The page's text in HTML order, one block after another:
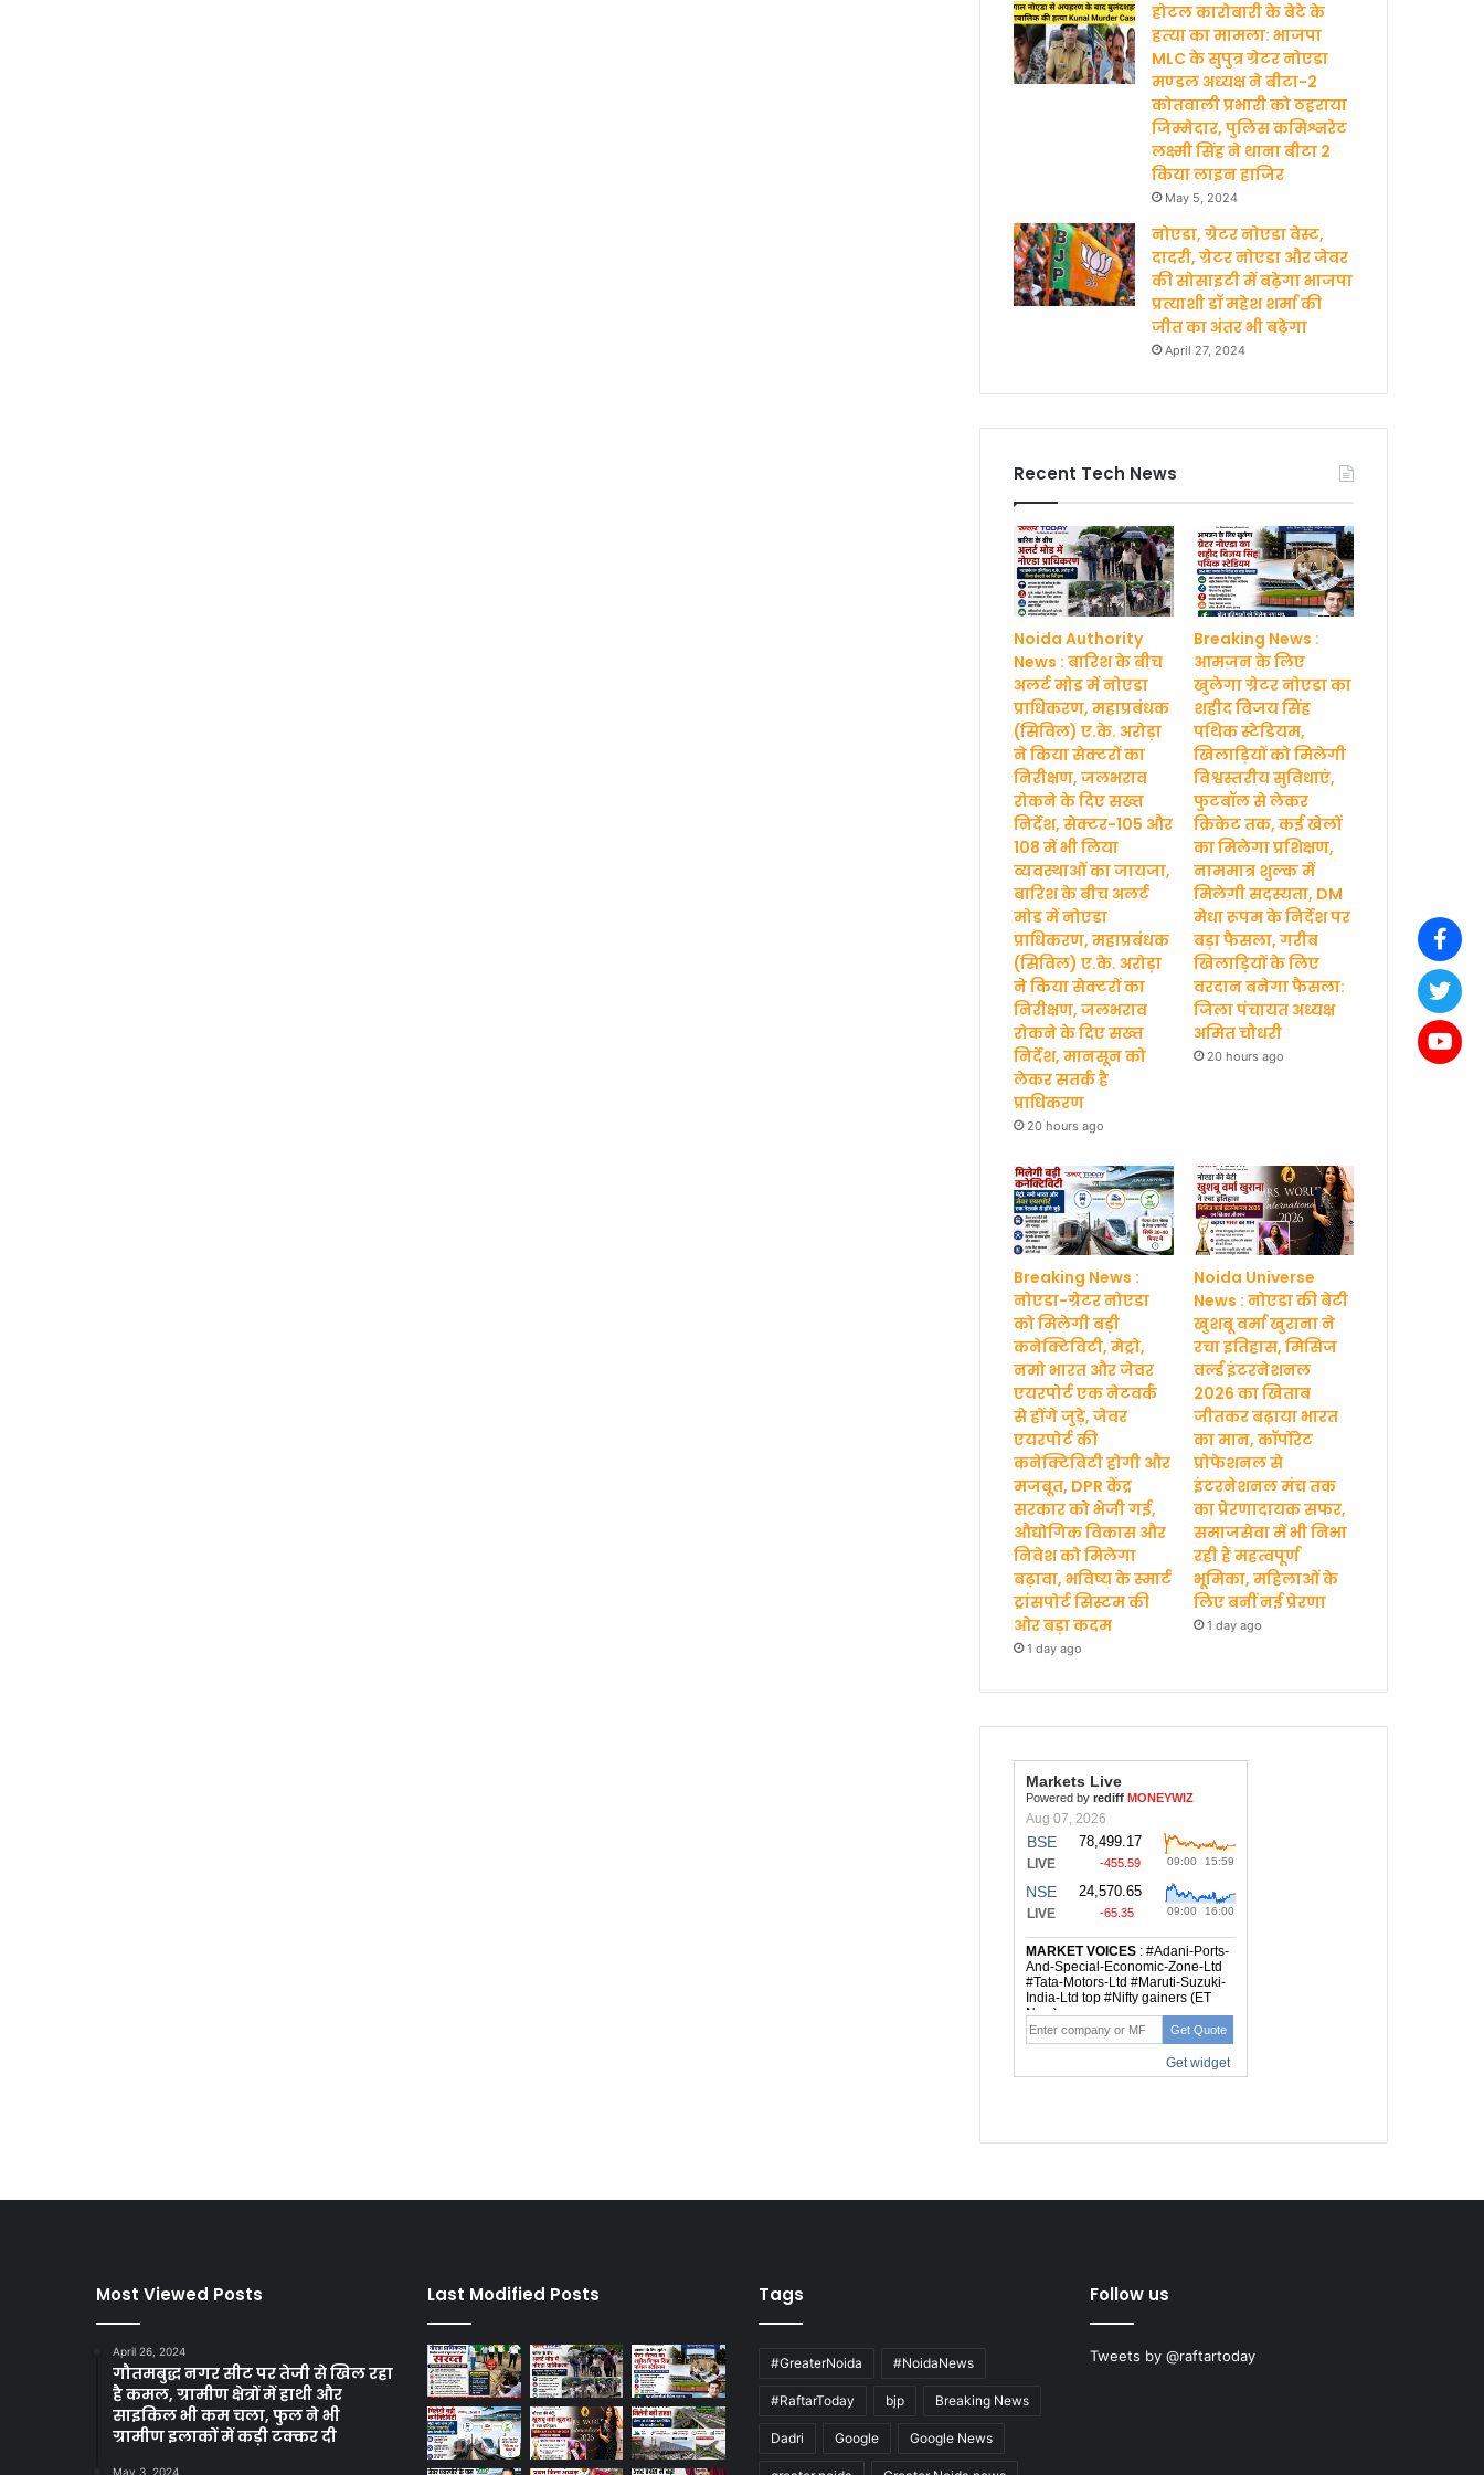
होटल कारोबारी के बेटे के
हत्‍या का मामला: भाजपा
MLC के सुपुत्र ग्रेटर नोएडा
मण्‍डल अध्‍यक्ष ने बीटा-2
कोतवाली प्रभारी को ठहराया
जिम्मेदार, पुलिस कमिश्नरेट
लक्ष्मी सिंह ने थाना बीटा 2
किया लाइन हाजिर
May 5, 2024
नोएडा, ग्रेटर नोएडा वेस्ट,
दादरी, ग्रेटर नोएडा और जेवर
की सोसाइटी में बढ़ेगा भाजपा
प्रत्याशी डॉ महेश शर्मा की
जीत का अंतर भी बढ़ेगा
April 27, 2024
Recent Tech News
Noida Authority
News : बारिश के बीच
अलर्ट मोड में नोएडा
प्राधिकरण, महाप्रबंधक
(सिविल) ए.के. अरोड़ा
ने किया सेक्टरों का
निरीक्षण, जलभराव
रोकने के दिए सख्त
निर्देश, सेक्टर-105 और
108 में भी लिया
व्यवस्थाओं का जायजा,
बारिश के बीच अलर्ट
मोड में नोएडा
प्राधिकरण, महाप्रबंधक
(सिविल) ए.के. अरोड़ा
ने किया सेक्टरों का
निरीक्षण, जलभराव
रोकने के दिए सख्त
निर्देश, मानसून को
लेकर सतर्क है
प्राधिकरण
20 hours ago
Breaking News :
आमजन के लिए
खुलेगा ग्रेटर नोएडा का
शहीद विजय सिंह
पथिक स्टेडियम,
खिलाड़ियों को मिलेगी
विश्वस्तरीय सुविधाएं,
फुटबॉल से लेकर
क्रिकेट तक, कई खेलों
का मिलेगा प्रशिक्षण,
नाममात्र शुल्क में
मिलेगी सदस्यता, DM
मेधा रूपम के निर्देश पर
बड़ा फैसला, गरीब
खिलाड़ियों के लिए
वरदान बनेगा फैसला:
जिला पंचायत अध्यक्ष
अमित चौधरी
20 hours ago
Breaking News :
नोएडा-ग्रेटर नोएडा
को मिलेगी बड़ी
कनेक्टिविटी, मेट्रो,
नमो भारत और जेवर
एयरपोर्ट एक नेटवर्क
से होंगे जुड़े, जेवर
एयरपोर्ट की
कनेक्टिविटी होगी और
मजबूत, DPR केंद्र
सरकार को भेजी गई,
औद्योगिक विकास और
निवेश को मिलेगा
बढ़ावा, भविष्य के स्मार्ट
ट्रांसपोर्ट सिस्टम की
ओर बड़ा कदम
1 day ago
Noida Universe
News : नोएडा की बेटी
खुशबू वर्मा खुराना ने
रचा इतिहास, मिसिज
वर्ल्ड इंटरनेशनल
2026 का खिताब
जीतकर बढ़ाया भारत
का मान, कॉर्पोरेट
प्रोफेशनल से
इंटरनेशनल मंच तक
का प्रेरणादायक सफर,
समाजसेवा में भी निभा
रही हैं महत्वपूर्ण
भूमिका, महिलाओं के
लिए बनीं नई प्रेरणा
1 day ago
Most Viewed Posts
April 26, 2024
गौतमबुद्ध नगर सीट पर तेजी से खिल रहा
है कमल, ग्रामीण क्षेत्रों में हाथी और
साइकिल भी कम चला, फुल ने भी
ग्रामीण इलाकों में कड़ी टक्कर दी
May 3, 2024
Last Modified Posts Tags
#GreaterNoida #NoidaNews
#RaftarToday bjp Breaking News
Dadri Google Google News
Follow us
Tweets by @raftartoday